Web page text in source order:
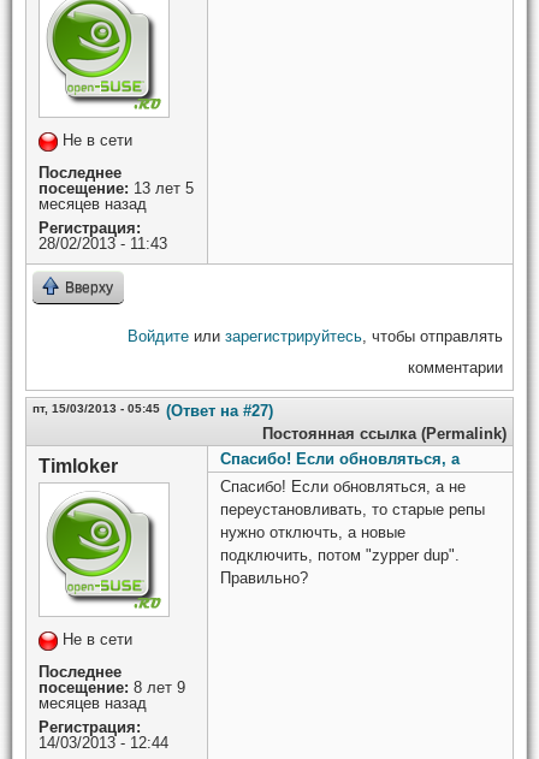
Не в сети
Последнее
посещение: 13 лет 5
месяцев назад
Регистрация:
28/02/2013 - 11:43
Вверху
Войдите или зарегистрируйтесь , чтобы отправлять
комментарии
пт, 15/03/2013 - 05:45 (Ответ на #27)
Постоянная ссылка (Permalink)
Timloker
Не в сети
Последнее
посещение: 8 лет 9
месяцев назад
Регистрация:
14/03/2013 - 12:44
Спасибо! Если обновляться, а
Спасибо! Если обновляться, а не
переустановливать, то старые репы
нужно отключть, а новые
подключить, потом "zypper dup".
Правильно?